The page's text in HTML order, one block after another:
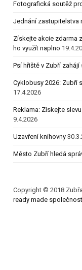
Fotografická soutěž
Jednání zastupitelstva
Získejte akcie zdarma
ho využít naplno
Psí hřiště v Zubří
Cyklobusy 2026: Zubří
17.4.2026
Reklama: Získejte
9.4.2026
Uzavření knihovny
Město Zubří hledá
Copyright © 2018
ready made